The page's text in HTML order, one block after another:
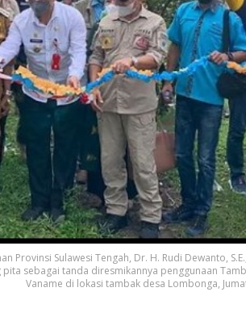
Provinsi Sulawesi Tengah, Dr. H. Rudi Dewanto,
sebagai tanda diresmikannya penggunaan
Vaname di lokasi tambak desa Lombonga,